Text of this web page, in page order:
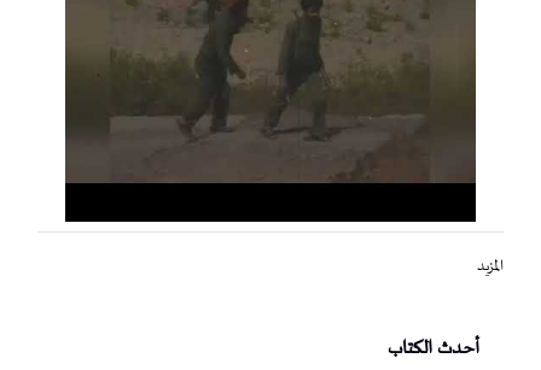
المزيد
أحدث الكتاب